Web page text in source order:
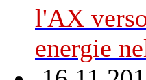
l'AX
energie